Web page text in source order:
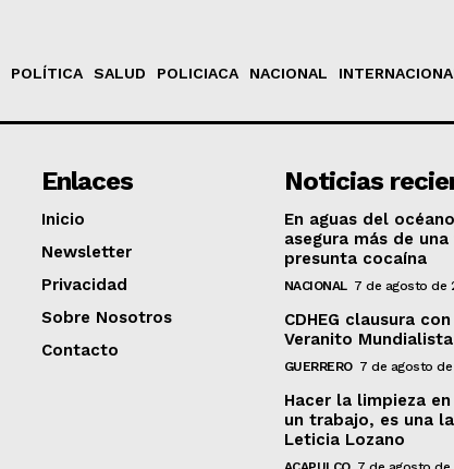
POLÍTICA SALUD POLICIACA NACIONAL
Enlaces
Inicio
Newsletter
Privacidad
Sobre Nosotros
Contacto
Noticias
En aguas del
asegura más de
presunta cocaína
NACIONAL 7 de agosto de
CDHEG clausura
Veranito
GUERRERO 7 de agosto
Hacer la limpieza
un trabajo, es una
Leticia Lozano